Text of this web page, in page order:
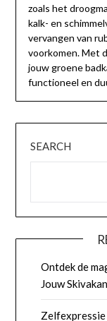
zoals het
kalk- en
vervangen van
voorkomen. Met
jouw groene
functioneel en
SEARCH
Ontdek de
Jouw